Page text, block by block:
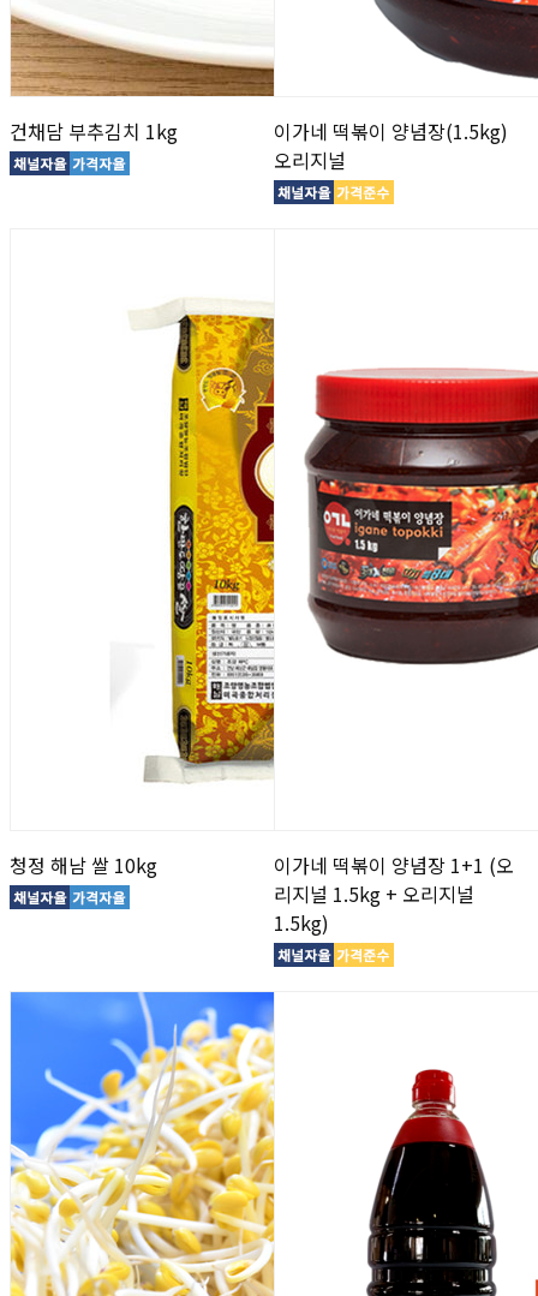
건채담 부추김치 1kg
이가네 떡볶이 양념장(1.5kg)
오리지널
청정 해남 쌀 10kg
이가네 떡볶이 양념장 1+1 (오
리지널 1.5kg + 오리지널
1.5kg)